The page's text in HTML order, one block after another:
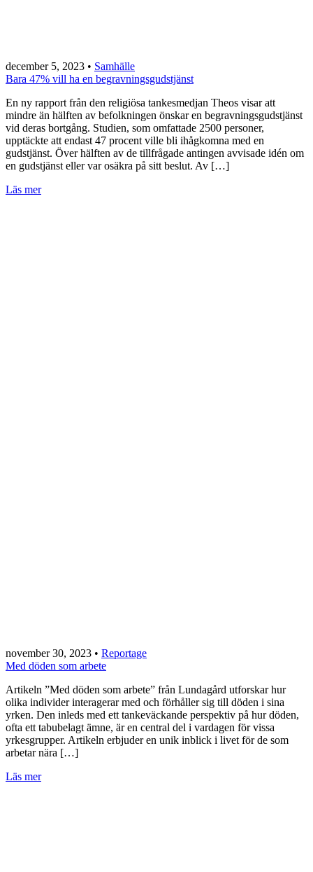
december 5, 2023 • Samhälle
Bara 47% vill ha en begravningsgudstjänst
En ny rapport från den religiösa tankesmedjan Theos visar att
mindre än hälften av befolkningen önskar en begravningsgudstjänst
vid deras bortgång. Studien, som omfattade 2500 personer,
upptäckte att endast 47 procent ville bli ihågkomna med en
gudstjänst. Över hälften av de tillfrågade antingen avvisade idén om
en gudstjänst eller var osäkra på sitt beslut. Av […]
Läs mer
november 30, 2023 • Reportage
Med döden som arbete
Artikeln ”Med döden som arbete” från Lundagård utforskar hur
olika individer interagerar med och förhåller sig till döden i sina
yrken. Den inleds med ett tankeväckande perspektiv på hur döden,
ofta ett tabubelagt ämne, är en central del i vardagen för vissa
yrkesgrupper. Artikeln erbjuder en unik inblick i livet för de som
arbetar nära […]
Läs mer